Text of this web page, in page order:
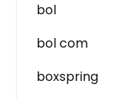
bol
bol com
boxspring